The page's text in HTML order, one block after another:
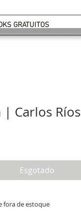
GRATUITOS
| Carlos Ríos
Esgotado
fora de estoque